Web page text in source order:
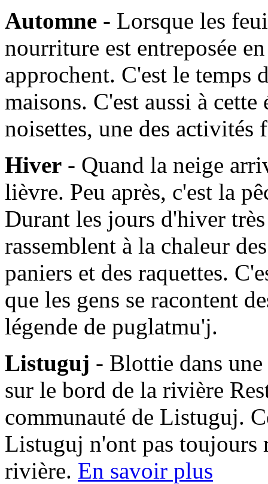
Automne - Lorsque les
nourriture est entreposée
approchent. C'est le temps
maisons. C'est aussi à
noisettes, une des
Hiver - Quand la neige
lièvre. Peu après, c'est la
Durant les jours d'hiver
rassemblent à la chaleur
paniers et des raquettes.
que les gens se racontent
légende de puglatmu'j.
Listuguj - Blottie dans une
sur le bord de la rivière
communauté de Listuguj.
Listuguj n'ont pas toujours
rivière. En savoir plus